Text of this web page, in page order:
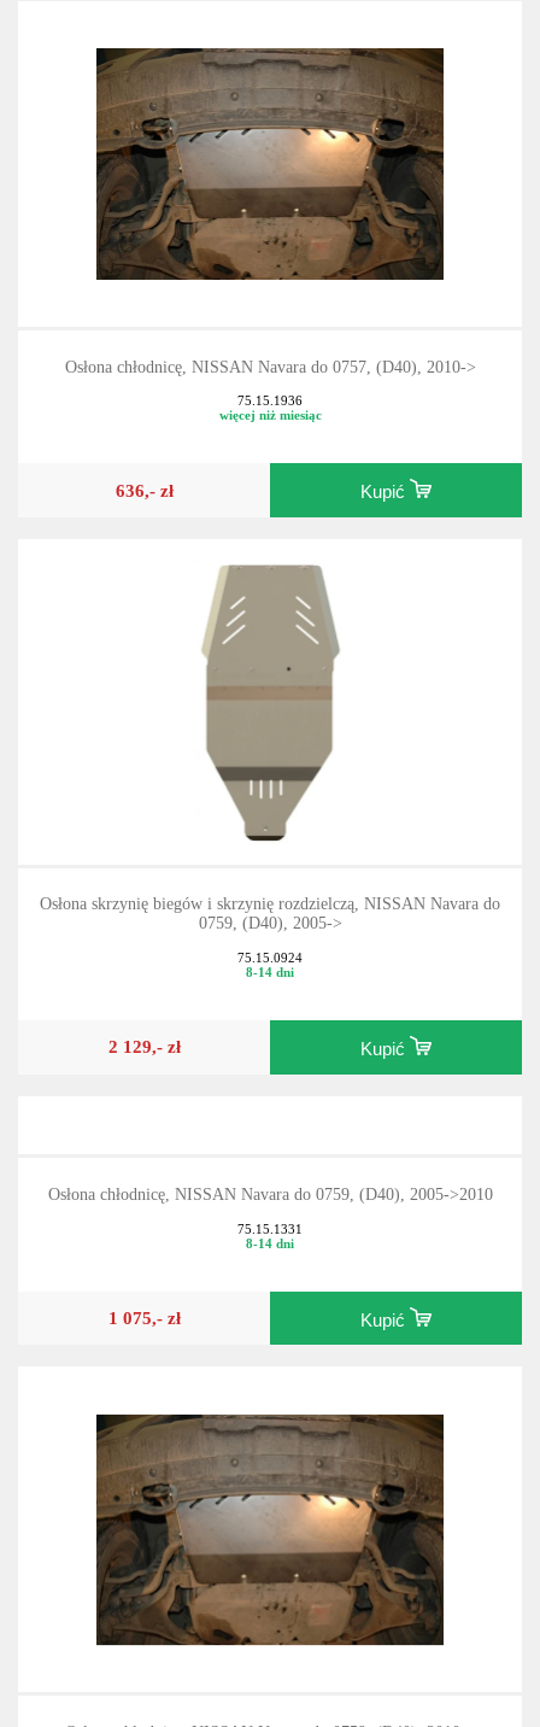
Osłona chłodnicę, NISSAN Navara do 0757, (D40), 2010->
75.15.1936
więcej niż miesiąc
636,- zł Kupić
Osłona skrzynię biegów i skrzynię rozdzielczą, NISSAN Navara do
0759, (D40), 2005->
75.15.0924
8-14 dni
2 129,- zł Kupić
Osłona chłodnicę, NISSAN Navara do 0759, (D40), 2005->2010
75.15.1331
8-14 dni
1 075,- zł Kupić